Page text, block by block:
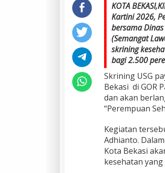
KOTA
Kartini 2026,
bersama
(Semangat
skrining
bagi 2.500
Skrining USG
Bekasi di GOR
dan akan
“Perempuan
Kegiatan
Adhianto.
Kota Bekasi
kesehatan